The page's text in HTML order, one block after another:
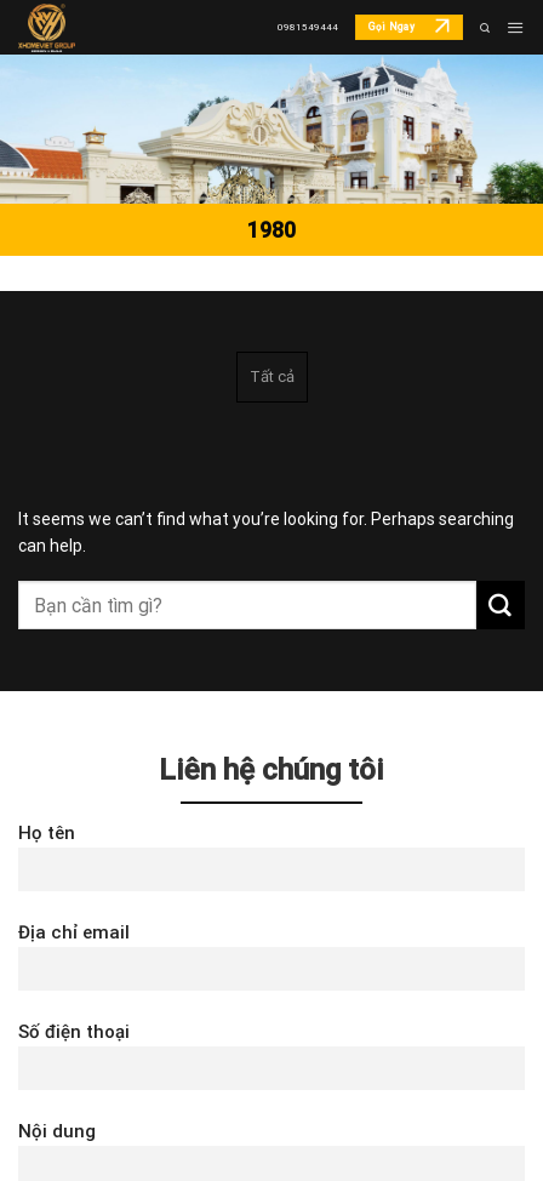
Skip
0981549444 Gọi Ngay
1980
Tất cả
It seems we can’t find what you’re looking for. Perhaps searching
can help.
Liên hệ chúng tôi
Họ tên
Địa chỉ email
Số điện thoại
Nội dung